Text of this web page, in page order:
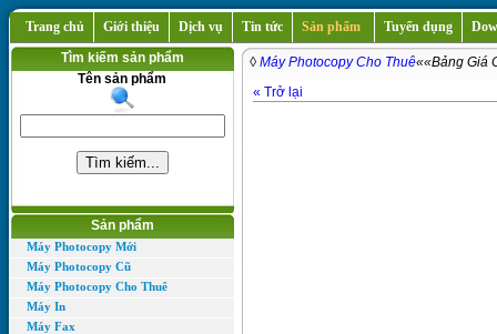
Trang chủ Giới thiệu Dịch vụ Tin tức Sản phẩm Tuyển dụng
Tìm kiếm sản phẩm
Tên sản phẩm
Sản phẩm
Máy Photocopy Mới
Máy Photocopy Cũ
Máy Photocopy Cho Thuê
Máy In
Máy Fax
◊ Máy Photocopy Cho Thuê««Bảng Giá
« Trở lại